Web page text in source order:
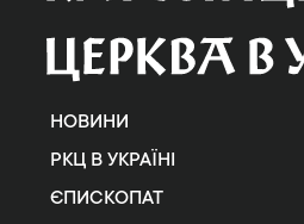
НОВИНИ
РКЦ В УКРАЇНІ
ЄПИСКОПАТ